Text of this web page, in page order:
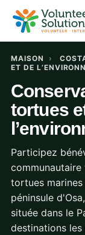
MAISON ›
ET DE
tortues
Participez
tortues
péninsule
située dans le
destinations